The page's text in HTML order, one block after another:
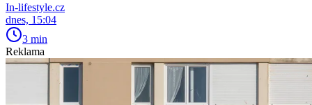
In-lifestyle.cz
dnes, 15:04
3 min
Reklama